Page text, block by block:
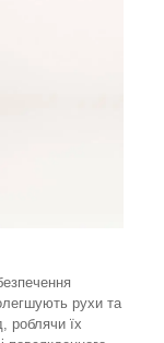
рухи та
роблячи їх